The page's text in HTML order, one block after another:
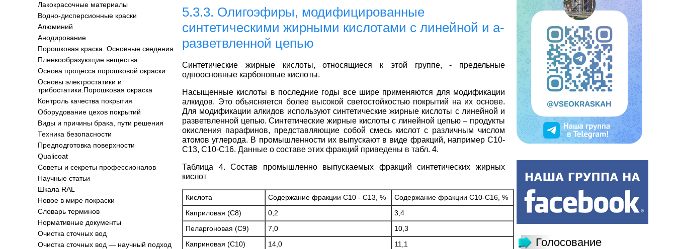
Лакокрасочные материалы
Водно-дисперсионные краски
Алюминий
Анодирование
Порошковая краска. Основные сведения
Пленкообразующие вещества
Основа процесса порошковой окраски
Основы электростатики и
трибостатики.Порошковая окраска
Контроль качества покрытия
Оборудование цехов покрытий
Виды и причины брака, пути решения
Техника безопасности
Предподготовка поверхности
Qualicoat
Советы и секреты профессионалов
Научные статьи
Шкала RAL
Новое в мире покраски
Словарь терминов
Нормативные документы
Очистка сточных вод
Очистка сточных вод — научный подход
5.3.3. Олигоэфиры, модифицированные
синтетическими жирными кислотами с линейной и a-
разветвленной цепью
Синтетические жирные кислоты, относящиеся к этой группе, - предельные
одноосновные карбоновые кислоты.
Насыщенные кислоты в последние годы все шире применяются для модификации
алкидов. Это объясняется более высокой светостойкостью покрытий на их основе.
Для модификации алкидов используют синтетические жирные кислоты с линейной и
разветвленной цепью. Синтетические жирные кислоты с линейной цепью – продукты
окисления парафинов, представляющие собой смесь кислот с различным числом
атомов углерода. В промышленности их выпускают в виде фракций, например С10-
С13, С10-С16. Данные о составе этих фракций приведены в табл. 4.
Таблица 4. Состав промышленно выпускаемых фракций синтетических жирных
кислот
Кислота Содержание фракции С10 - С13, %
Содержание фракции С10-С16, %
Каприловая (С8)
0,2
3,4
Пеларгоновая (С9)
7,0
10,3
Каприновая (С10)
14,0
11,1
Голосование